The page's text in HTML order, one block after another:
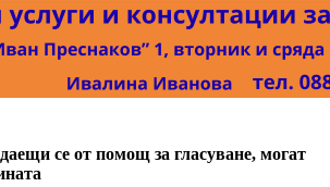
се от помощ за гласуване, могат